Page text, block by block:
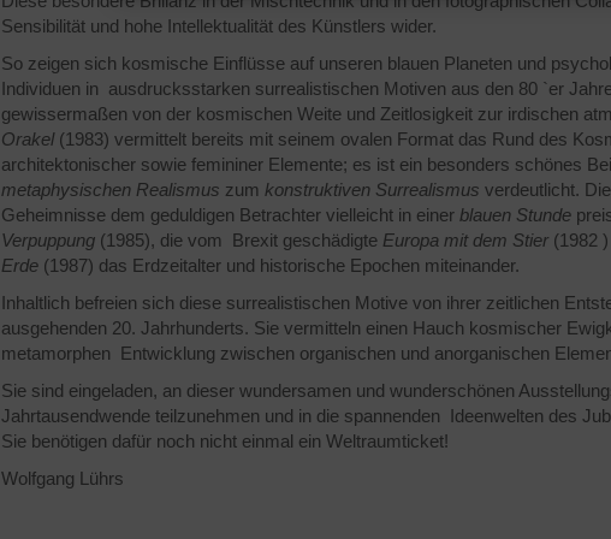
Sensibilität und hohe Intellektualität des Künstlers wider.
So zeigen sich kosmische Einflüsse auf unseren blauen Planeten und
Individuen in ausdrucksstarken surrealistischen Motiven aus den 80 `er
gewissermaßen von der kosmischen Weite und Zeitlosigkeit zur irdischen
Orakel (1983) vermittelt bereits mit seinem ovalen Format das Rund des
architektonischer sowie femininer Elemente; es ist ein besonders schönes
metaphysischen Realismus zum konstruktiven Surrealismus verdeutlicht.
Geheimnisse dem geduldigen Betrachter vielleicht in einer blauen Stunde
Verpuppung (1985), die vom Brexit geschädigte Europa mit dem Stier (1982
Erde (1987) das Erdzeitalter und historische Epochen miteinander.
Inhaltlich befreien sich diese surrealistischen Motive von ihrer zeitlichen
ausgehenden 20. Jahrhunderts. Sie vermitteln einen Hauch kosmischer
metamorphen Entwicklung zwischen organischen und anorganischen
Sie sind eingeladen, an dieser wundersamen und wunderschönen
Jahrtausendwende teilzunehmen und in die spannenden Ideenwelten des
Sie benötigen dafür noch nicht einmal ein Weltraumticket!
Wolfgang Lührs